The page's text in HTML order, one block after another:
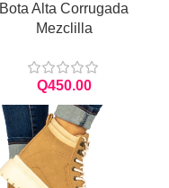
Bota Alta Corrugada
Mezclilla
Q